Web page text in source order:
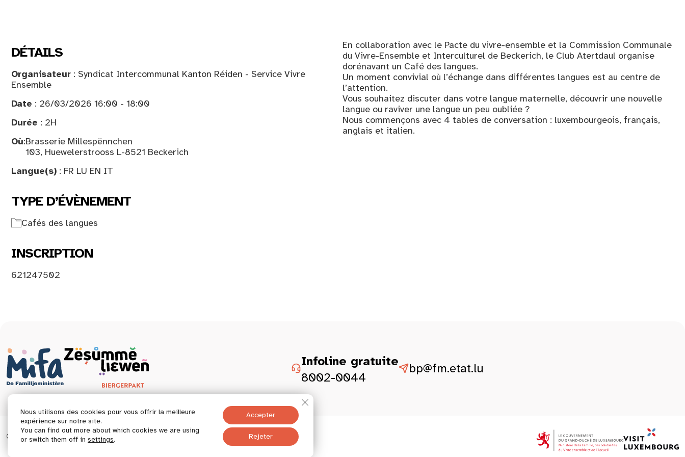
DÉTAILS
Organisateur : Syndicat Intercommunal Kanton Réiden - Service Vivre
Ensemble
Date : 26/03/2026 16:00 - 18:00
Durée : 2H
Où:Brasserie Millespënnchen
103, Huewelerstrooss L-8521 Beckerich
Langue(s) : FR LU EN IT
TYPE D’ÉVÈNEMENT
Cafés des langues
INSCRIPTION
621247502
En collaboration avec le Pacte du vivre-ensemble et la Commission Communale
du Vivre-Ensemble et Interculturel de Beckerich, le Club Atertdaul organise
dorénavant un Café des langues.
Un moment convivial où l’échange dans différentes langues est au centre de
l’attention.
Vous souhaitez discuter dans votre langue maternelle, découvrir une nouvelle
langue ou raviver une langue un peu oubliée ?
Nous commençons avec 4 tables de conversation : luxembourgeois, français,
anglais et italien.
Infoline gratuite
8002-0044
bp@fm.etat.lu
© 2026 Tous droits réservés.Déclaration d’accessibilité Mentions légales
Nous utilisons des cookies pour vous offrir la meilleure
expérience sur notre site.
You can find out more about which cookies we are using
or switch them off in settings.
Accepter
Rejeter
Fermer la bannière des cookies GDPR